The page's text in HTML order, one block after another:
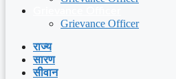
Grievance Officer
राज्य
सारण
सीवान